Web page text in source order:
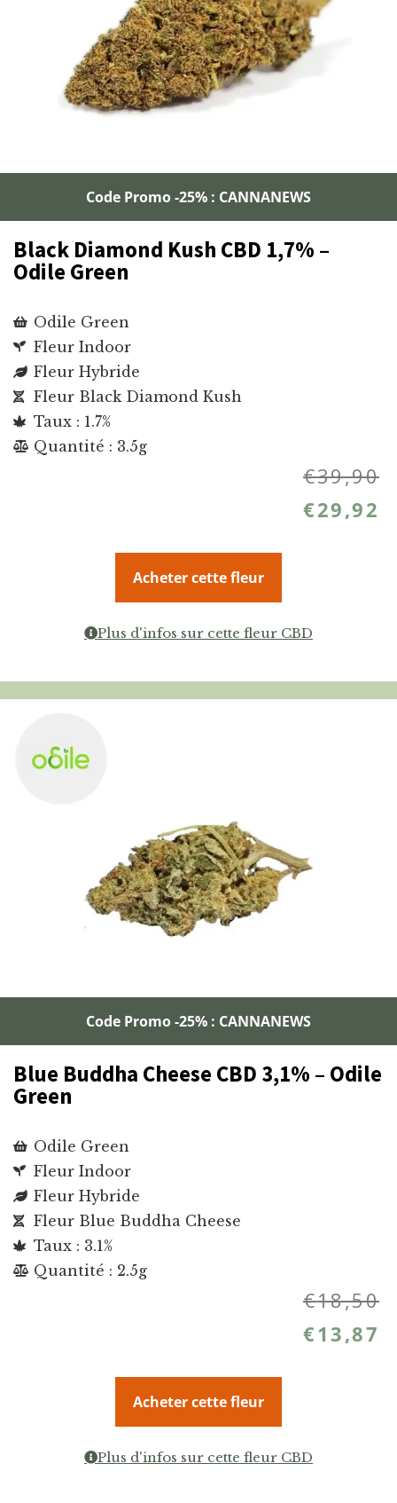
Code Promo -25% : CANNANEWS
Black Diamond Kush CBD 1,7% –
Odile Green
Odile Green
Fleur Indoor
Fleur Hybride
Fleur Black Diamond Kush
Taux : 1.7%
Quantité : 3.5g
€39,90
€29,92
Acheter cette fleur
Plus d'infos sur cette fleur CBD
Code Promo -25% : CANNANEWS
Blue Buddha Cheese CBD 3,1% – Odile
Green
Odile Green
Fleur Indoor
Fleur Hybride
Fleur Blue Buddha Cheese
Taux : 3.1%
Quantité : 2.5g
€18,50
€13,87
Acheter cette fleur
Plus d'infos sur cette fleur CBD